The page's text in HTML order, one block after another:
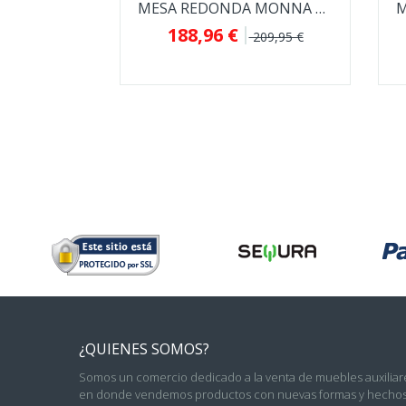
MESA REDONDA MONNA DE ESTILO NORDICO
188,96 € 209,95 €
¿QUIENES SOMOS?
Somos un comercio dedicado a la venta de muebles
en donde vendemos productos con nuevas formas y